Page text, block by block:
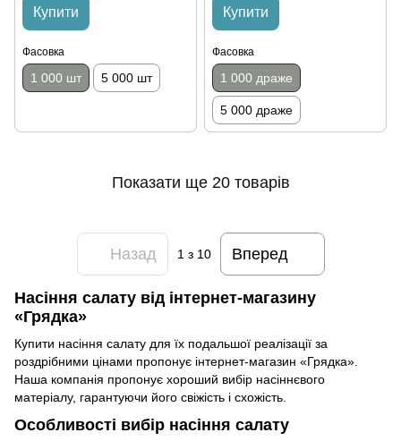
Купити
Фасовка
1 000 шт 5 000 шт
Купити
Фасовка
1 000 драже
5 000 драже
Показати ще 20 товарів
Назад 1з 10 Вперед
Насіння салату від інтернет-магазину
«Грядка»
Купити насіння салату для їх подальшої реалізації за
роздрібними цінами пропонує інтернет-магазин «Грядка».
Наша компанія пропонує хороший вибір насіннєвого
матеріалу, гарантуючи його свіжість і схожість.
Особливості вибір насіння салату